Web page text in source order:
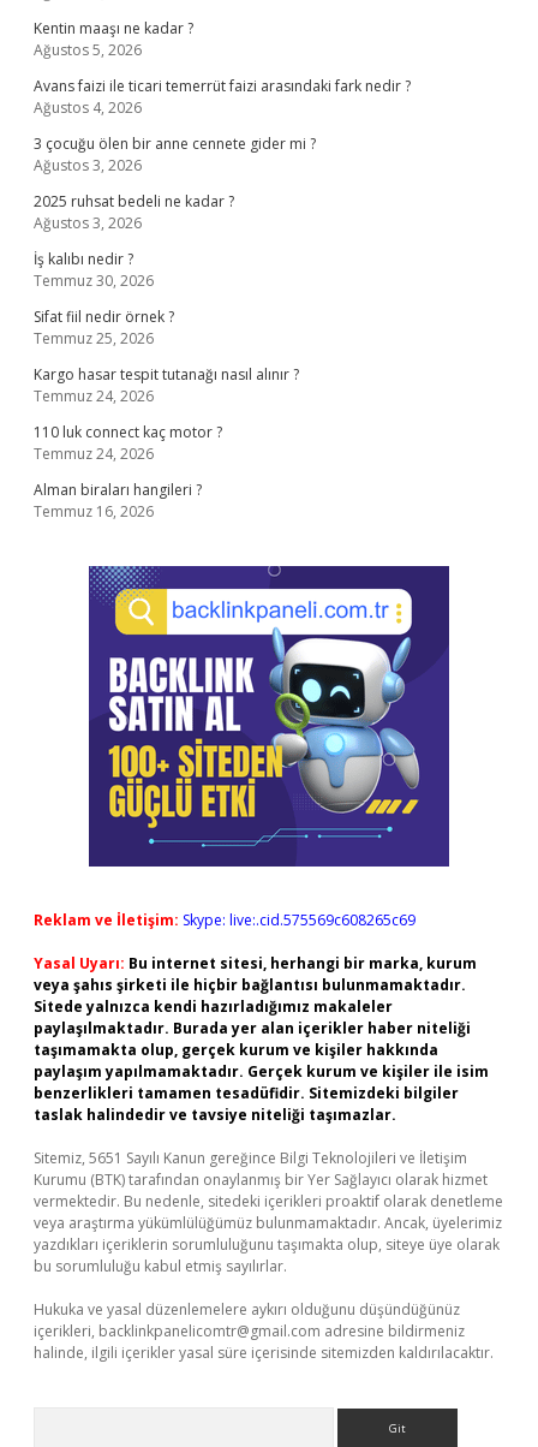
Kentin maaşı ne kadar ?
Ağustos 5, 2026
Avans faizi ile ticari temerrüt faizi arasındaki fark nedir ?
Ağustos 4, 2026
3 çocuğu ölen bir anne cennete gider mi ?
Ağustos 3, 2026
2025 ruhsat bedeli ne kadar ?
Ağustos 3, 2026
İş kalıbı nedir ?
Temmuz 30, 2026
Sifat fiil nedir örnek ?
Temmuz 25, 2026
Kargo hasar tespit tutanağı nasıl alınır ?
Temmuz 24, 2026
110 luk connect kaç motor ?
Temmuz 24, 2026
Alman biraları hangileri ?
Temmuz 16, 2026
Reklam ve İletişim: Skype: live:.cid.575569c608265c69
Yasal Uyarı: Bu internet sitesi, herhangi bir marka, kurum
veya şahıs şirketi ile hiçbir bağlantısı bulunmamaktadır.
Sitede yalnızca kendi hazırladığımız makaleler
paylaşılmaktadır. Burada yer alan içerikler haber niteliği
taşımamakta olup, gerçek kurum ve kişiler hakkında
paylaşım yapılmamaktadır. Gerçek kurum ve kişiler ile isim
benzerlikleri tamamen tesadüfidir. Sitemizdeki bilgiler
taslak halindedir ve tavsiye niteliği taşımazlar.
Sitemiz, 5651 Sayılı Kanun gereğince Bilgi Teknolojileri ve İletişim
Kurumu (BTK) tarafından onaylanmış bir Yer Sağlayıcı olarak hizmet
vermektedir. Bu nedenle, sitedeki içerikleri proaktif olarak denetleme
veya araştırma yükümlülüğümüz bulunmamaktadır. Ancak, üyelerimiz
yazdıkları içeriklerin sorumluluğunu taşımakta olup, siteye üye olarak
bu sorumluluğu kabul etmiş sayılırlar.
Hukuka ve yasal düzenlemelere aykırı olduğunu düşündüğünüz
içerikleri, backlinkpanelicomtr@gmail.com adresine bildirmeniz
halinde, ilgili içerikler yasal süre içerisinde sitemizden kaldırılacaktır.